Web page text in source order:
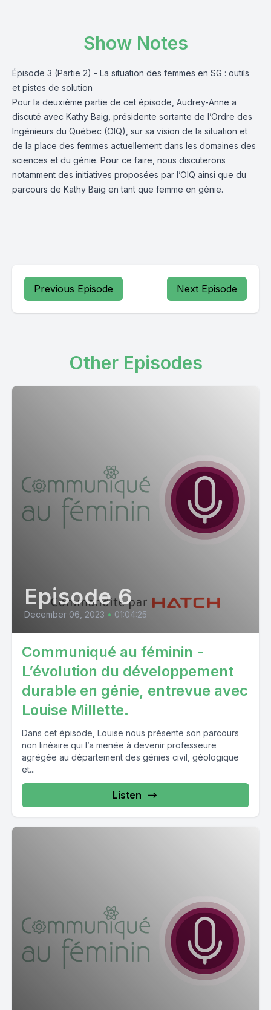
Show Notes
Épisode 3 (Partie 2) - La situation des femmes en SG : outils
et pistes de solution
Pour la deuxième partie de cet épisode, Audrey-Anne a
discuté avec Kathy Baig, présidente sortante de l’Ordre des
Ingénieurs du Québec (OIQ), sur sa vision de la situation et
de la place des femmes actuellement dans les domaines des
sciences et du génie. Pour ce faire, nous discuterons
notamment des initiatives proposées par l’OIQ ainsi que du
parcours de Kathy Baig en tant que femme en génie.
Previous Episode Next Episode
Other Episodes
Episode 6
December 06, 2023 • 01:04:25
Communiqué au féminin -
L’évolution du développement
durable en génie, entrevue avec
Louise Millette.
Dans cet épisode, Louise nous présente son parcours
non linéaire qui l’a menée à devenir professeure
agrégée au département des génies civil, géologique
et...
Listen